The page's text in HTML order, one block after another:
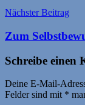
Nächster Beitrag
Zum
Schreibe einen
Deine E-Mail-
Felder sind mit *